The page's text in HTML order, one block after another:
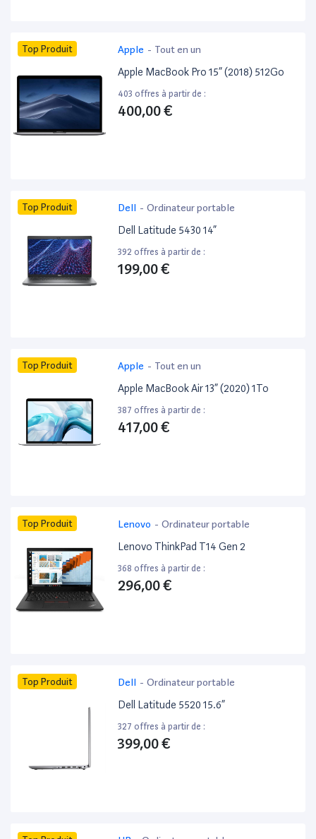
Top Produit Apple - Tout en un
Apple MacBook Pro 15” (2018) 512Go
403 offres à partir de :
400,00 €
Top Produit Dell - Ordinateur portable
Dell Latitude 5430 14”
392 offres à partir de :
199,00 €
Top Produit Apple - Tout en un
Apple MacBook Air 13” (2020) 1To
387 offres à partir de :
417,00 €
Top Produit Lenovo - Ordinateur portable
Lenovo ThinkPad T14 Gen 2
368 offres à partir de :
296,00 €
Top Produit Dell - Ordinateur portable
Dell Latitude 5520 15.6”
327 offres à partir de :
399,00 €